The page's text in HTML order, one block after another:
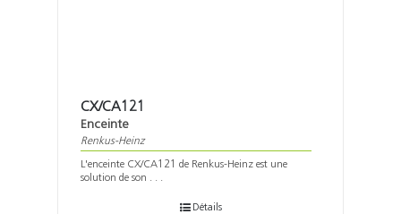
CX/CA121
Enceinte
Renkus-Heinz
L'enceinte CX/CA121 de Renkus-Heinz est une
solution de son . . .
Détails